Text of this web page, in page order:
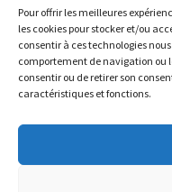
Pour offrir les meilleures
les cookies pour stocker et/ou
consentir à ces technologies
comportement de navigation ou
consentir ou de retirer son
caractéristiques et fonctions.
PMA
santé
sida trans
vih
violences
S'inscrire à la